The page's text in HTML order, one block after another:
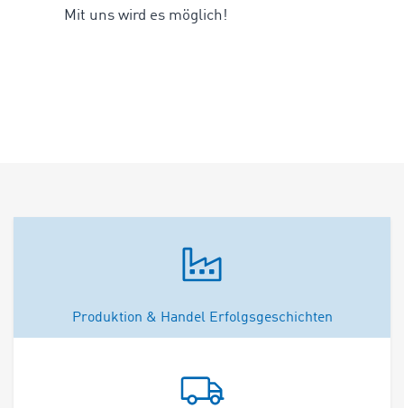
Mit uns wird es möglich!
Produktion & Handel Erfolgsgeschichten